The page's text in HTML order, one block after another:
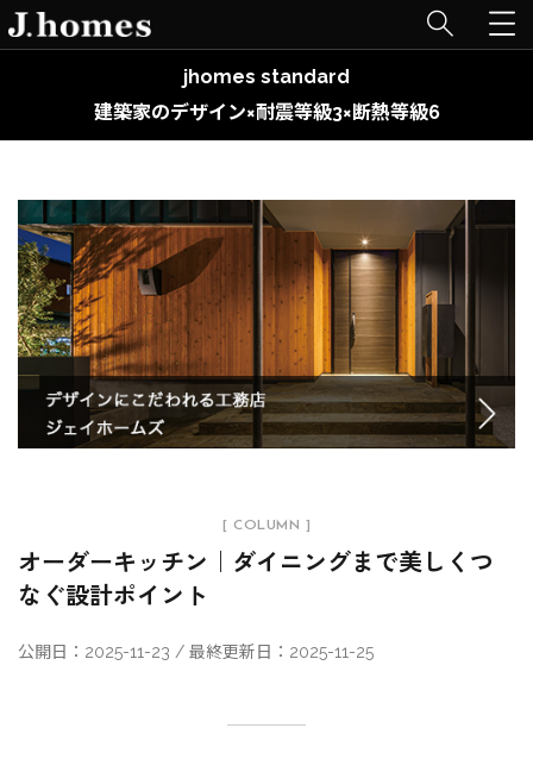
jhomes standard
建築家のデザイン×耐震等級3×断熱等級6
[ COLUMN ]
オーダーキッチン｜ダイニングまで美しくつ
なぐ設計ポイント
公開日：2025-11-23 / 最終更新日：2025-11-25